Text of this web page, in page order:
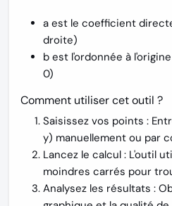
a est le coefficient
droite)
b est l'ordonnée à
0)
Comment utiliser cet outil ?
Saisissez vos points :
y) manuellement ou par
Lancez le calcul : L'outil
moindres carrés pour
Analysez les résultats :